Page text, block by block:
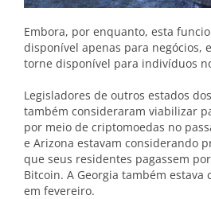
Embora, por enquanto, esta
disponível apenas para negócios,
torne disponível para indivíduos
Legisladores de outros estados
também consideraram viabilizar
por meio de criptomoedas no
e Arizona estavam considerando
que seus residentes pagassem
Bitcoin. A Georgia também estava
em fevereiro.